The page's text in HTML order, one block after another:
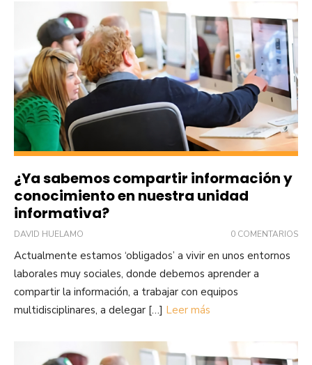
¿Ya sabemos compartir información y
conocimiento en nuestra unidad
informativa?
DAVID HUELAMO 0 COMENTARIOS
Actualmente estamos ‘obligados’ a vivir en unos entornos
laborales muy sociales, donde debemos aprender a
compartir la información, a trabajar con equipos
multidisciplinares, a delegar […] Leer más